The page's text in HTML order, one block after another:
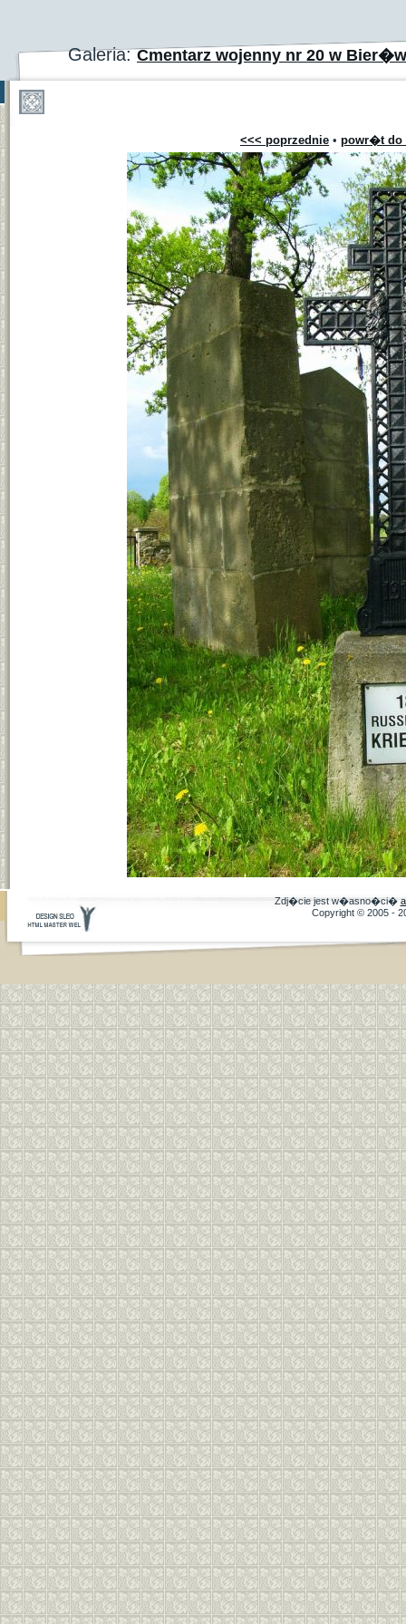
Galeria:Cmentarz wojenny nr 20 w
<<< poprzednie • powr�t do
Zdj�cie jest w�asno�ci�
Copyright © 2005 -